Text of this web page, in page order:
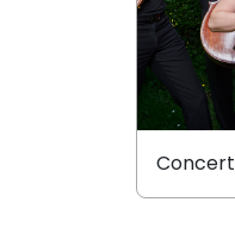
Concert